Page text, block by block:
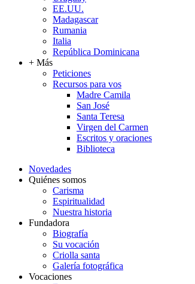
EE.UU.
Madagascar
Rumania
Italia
República Dominicana
+ Más
Peticiones
Recursos para vos
Madre Camila
San José
Santa Teresa
Virgen del Carmen
Escritos y oraciones
Biblioteca
Novedades
Quiénes somos
Carisma
Espiritualidad
Nuestra historia
Fundadora
Biografía
Su vocación
Criolla santa
Galería fotográfica
Vocaciones